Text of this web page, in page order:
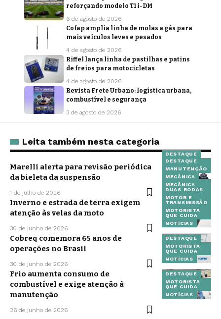
reforçando modelo T1 i-DM
6 de agosto de 2026
Cofap amplia linha de molas a gás para
mais veículos leves e pesados
4 de agosto de 2026
Riffel lança linha de pastilhas e patins
de freios para motocicletas
4 de agosto de 2026
Revista Frete Urbano: logística urbana,
combustível e segurança
3 de agosto de 2026
Leita também nesta categoria
DESTAQUE
MOTORISTA
QUE CUIDA
NOTÍCIAS
PEÇAS E
ACESSÓRIOS
Marelli alerta para revisão periódica
da bieleta da suspensão
1 de julho de 2026
DESTAQUE
MANUTENÇÃO
MECÂNICA
MECÂNICA
DUAS RODAS
MOTOR E
TRANSMISSÃO
MOTORISTA
QUE CUIDA
NOTÍCIAS
Inverno e estrada de terra exigem
atenção às velas da moto
30 de junho de 2026
DESTAQUE
MOTORISTA
QUE CUIDA
NOTÍCIAS
Cobreq comemora 65 anos de
operações no Brasil
30 de junho de 2026
DESTAQUE
MOTORISTA
QUE CUIDA
NOTÍCIAS
Frio aumenta consumo de
combustível e exige atenção à
manutenção
26 de junho de 2026